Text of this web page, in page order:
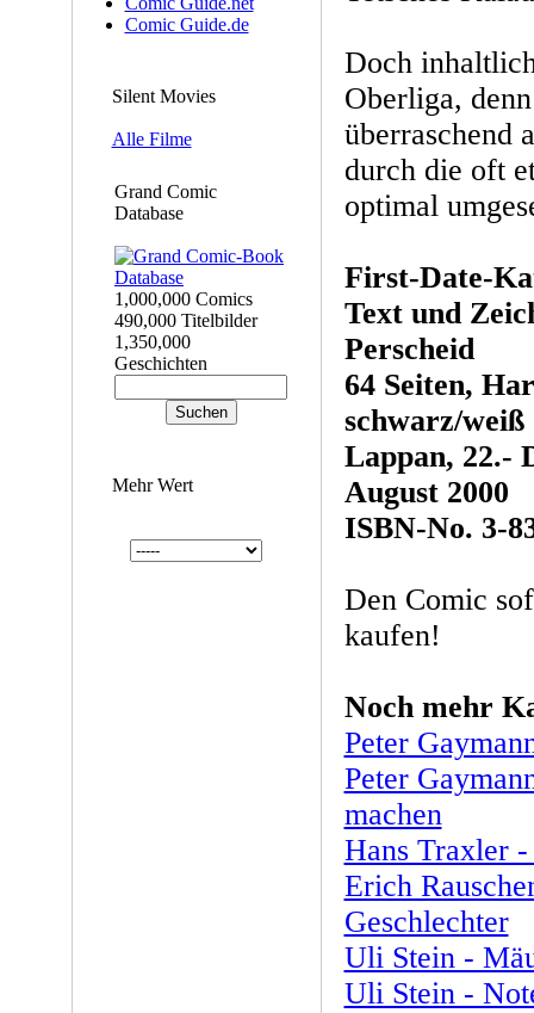
Comic Guide.de
Silent Movies
Alle Filme
Grand Comic
Database
1,000,000 Comics
490,000 Titelbilder
1,350,000
Geschichten
Mehr Wert
Doch
Oberliga,
überraschend
durch die oft
optimal
First-Date-
Text und
Perscheid
64 Seiten,
schwarz/weiß
Lappan, 22.-
August 2000
ISBN-No. 3-
Den Comic
kaufen!
Noch mehr
Peter
Peter
machen
Hans Traxler
Erich
Geschlechter
Uli Stein -
Uli Stein -